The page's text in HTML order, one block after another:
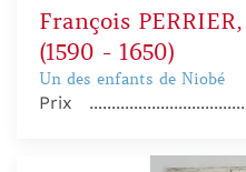
François
(1590 - 1650)
Un des enfants de Niobé
Prix